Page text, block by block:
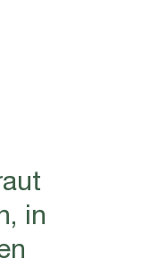
in